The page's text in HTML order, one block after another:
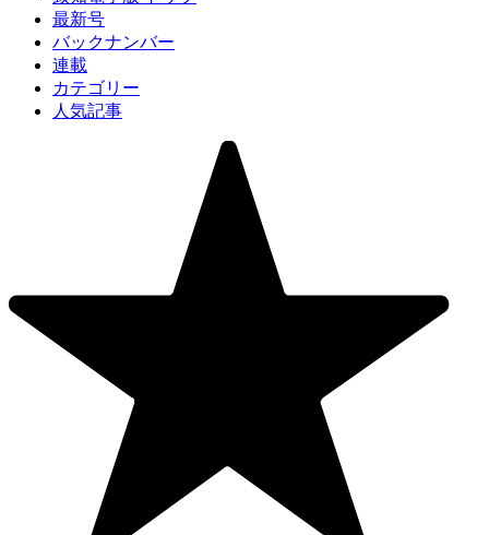
最新号
バックナンバー
連載
カテゴリー
人気記事